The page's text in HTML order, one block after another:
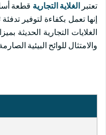
تعتبرالغلاية التجارية قطعة
إنها تعمل بكفاءة لتوفير
الغلايات التجارية الحديثة
والامتثال للوائح البيئية